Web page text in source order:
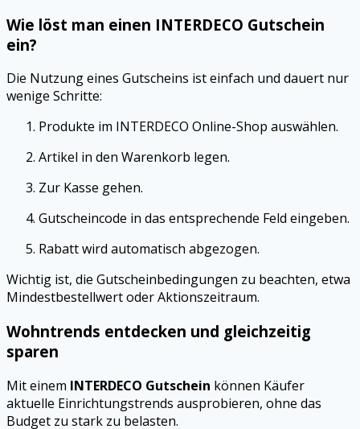
Wie löst man einen INTERDECO Gutschein
ein?
Die Nutzung eines Gutscheins ist einfach und dauert nur
wenige Schritte:
Produkte im INTERDECO Online-Shop auswählen.
Artikel in den Warenkorb legen.
Zur Kasse gehen.
Gutscheincode in das entsprechende Feld eingeben.
Rabatt wird automatisch abgezogen.
Wichtig ist, die Gutscheinbedingungen zu beachten, etwa
Mindestbestellwert oder Aktionszeitraum.
Wohntrends entdecken und gleichzeitig
sparen
Mit einem INTERDECO Gutschein können Käufer
aktuelle Einrichtungstrends ausprobieren, ohne das
Budget zu stark zu belasten.